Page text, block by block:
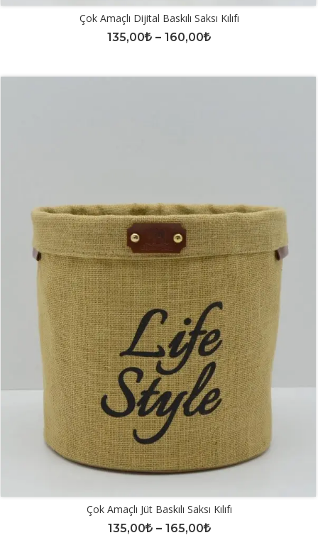
Çok Amaçlı Dijital Baskılı Saksı Kılıfı
135,00
– 160,00
Çok Amaçlı Jüt Baskılı Saksı Kılıfı
135,00 – 165,00